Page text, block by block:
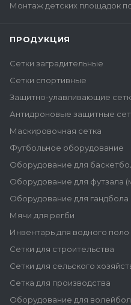
Монтаж детских площадок
ПРОДУКЦИЯ
Сетки заградительные
Сетки спортивные
Защитно-улавливающие
Антидроновые защитные
Маскировочная сетка
Футбольное оборудование
Оборудование для
Оборудование для футзала
Оборудование для гандбола
Мячи для регби
Инвентарь для водного поло
Сетки для строительства
Сетки для сельского
Сетка для производства
Оборудование для